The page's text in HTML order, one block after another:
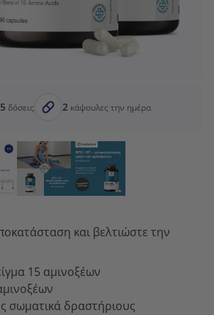
δόσεις 2κάψουλες την ημέρα
και βελτιώστε την
15 αμινοξέων
σωματικά δραστήριους